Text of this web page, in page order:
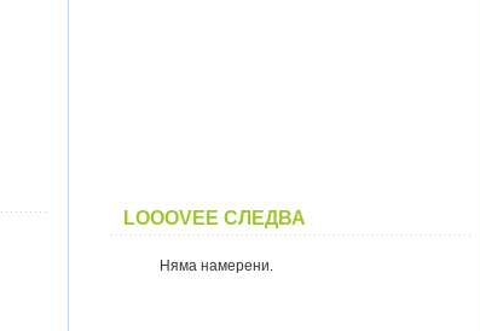
LOOOVEE СЛЕДВА
Няма намерени.